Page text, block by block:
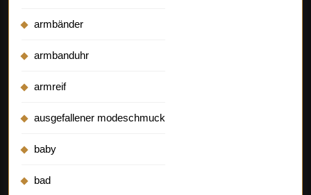
armbänder
armbanduhr
armreif
ausgefallener modeschmuck
baby
bad